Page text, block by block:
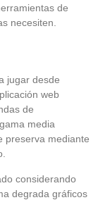
de
necesiten.
jugar desde
web
de
media
preserva mediante
considerando
degrada gráficos